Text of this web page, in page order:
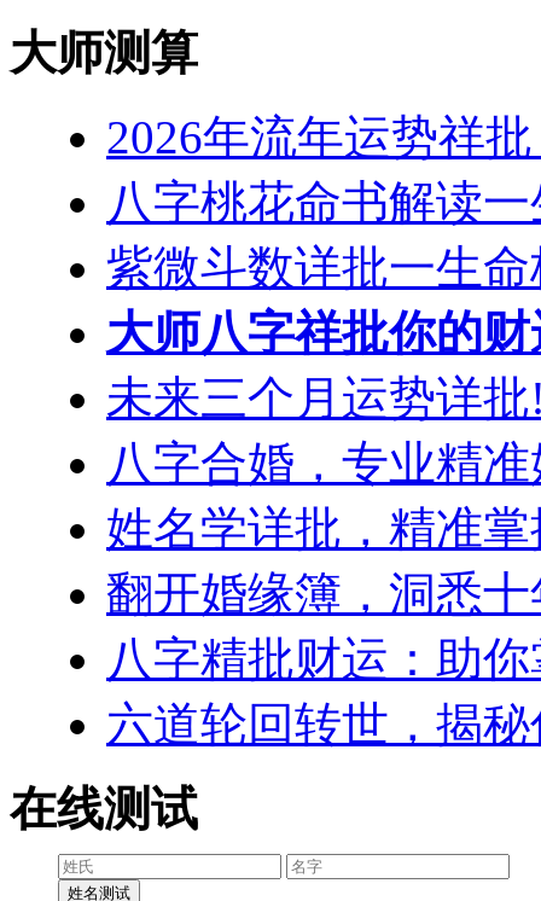
大师测算
2026年流年运势祥
八字桃花命书解读
紫微斗数详批一生
大师八字祥批你的
未来三个月运势详
八字合婚，专业精
姓名学详批，精准
翻开婚缘簿，洞悉
八字精批财运：助
六道轮回转世，揭
在线测试